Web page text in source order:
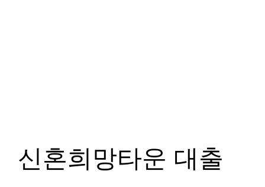
신혼희망타운 대출